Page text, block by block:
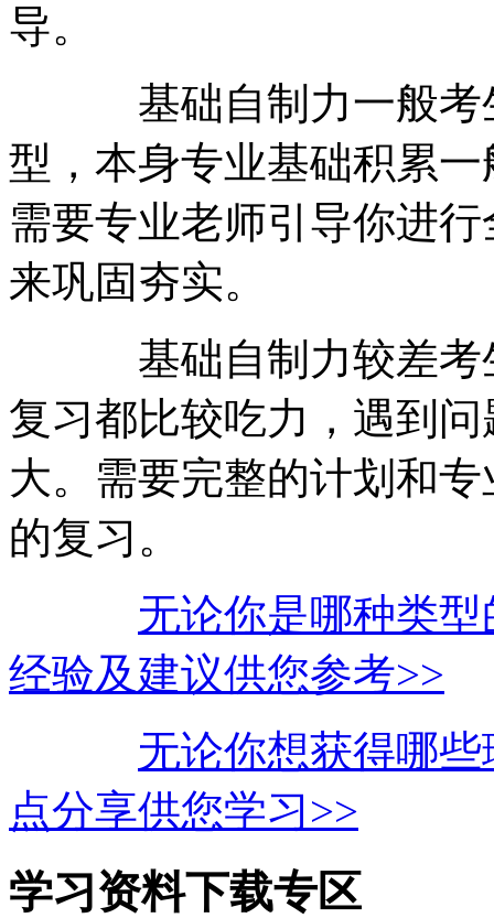
导。
基础自制力一般考生
型，本身专业基础积累
需要专业老师引导你进
来巩固夯实。
基础自制力较差考生
复习都比较吃力，遇到
大。需要完整的计划和
的复习。
无论你是哪种类
经验及建议供您参考>>
无论你想获得哪
点分享供您学习>>
学习资料下载专区